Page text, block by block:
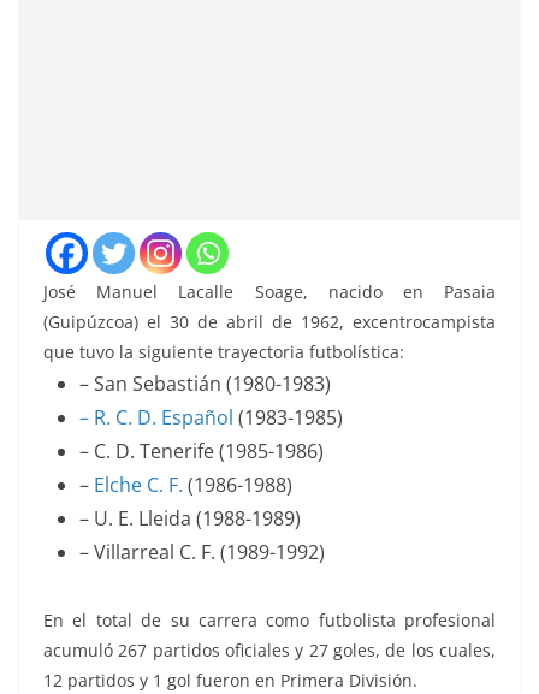
José Manuel Lacalle Soage, nacido en Pasaia
(Guipúzcoa) el 30 de abril de 1962, excentrocampista
que tuvo la siguiente trayectoria futbolística:
– San Sebastián (1980-1983)
– R. C. D. Español (1983-1985)
– C. D. Tenerife (1985-1986)
– Elche C. F. (1986-1988)
– U. E. Lleida (1988-1989)
– Villarreal C. F. (1989-1992)
En el total de su carrera como futbolista profesional
acumuló 267 partidos oficiales y 27 goles, de los cuales,
12 partidos y 1 gol fueron en Primera División.